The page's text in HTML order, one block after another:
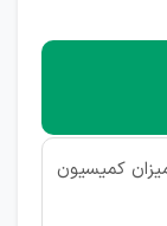
کمیسیون